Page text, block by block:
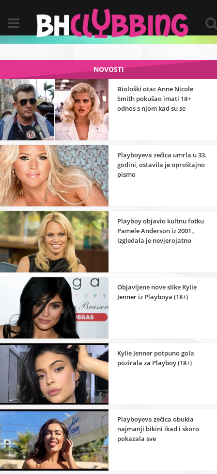
NOVOSTI
Biološki otac Anne Nicole
Smith pokušao imati 18+
odnos s njom kad su se
Playboyeva zečica umrla u 33.
godini, ostavila je oproštajno
pismo
Playboy objavio kultnu fotku
Pamele Anderson iz 2001.,
izgledala je nevjerojatno
Objavljene nove slike Kylie
Jenner iz Playboya (18+)
Kylie Jenner potpuno gola
pozirala za Playboy (18+)
Playboyeva zečica obukla
najmanji bikini ikad i skoro
pokazala sve